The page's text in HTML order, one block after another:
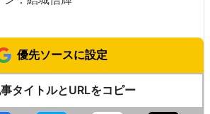
優先ソースに設定
タイトルとURLをコピー